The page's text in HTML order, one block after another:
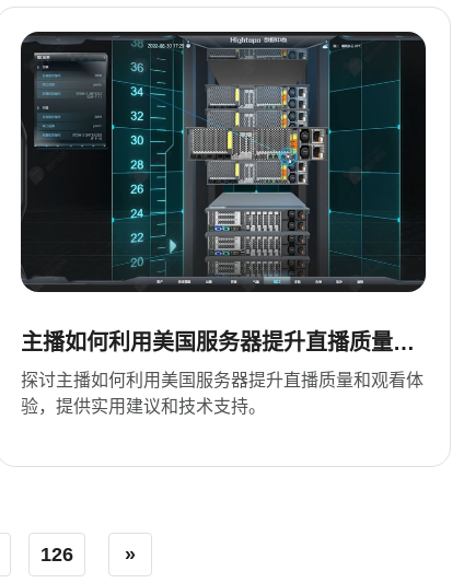
主播如何利用美国服务器提升直播质量和
观看体验
探讨主播如何利用美国服务器提升直播质量和观看体
验，提供实用建议和技术支持。
126 »